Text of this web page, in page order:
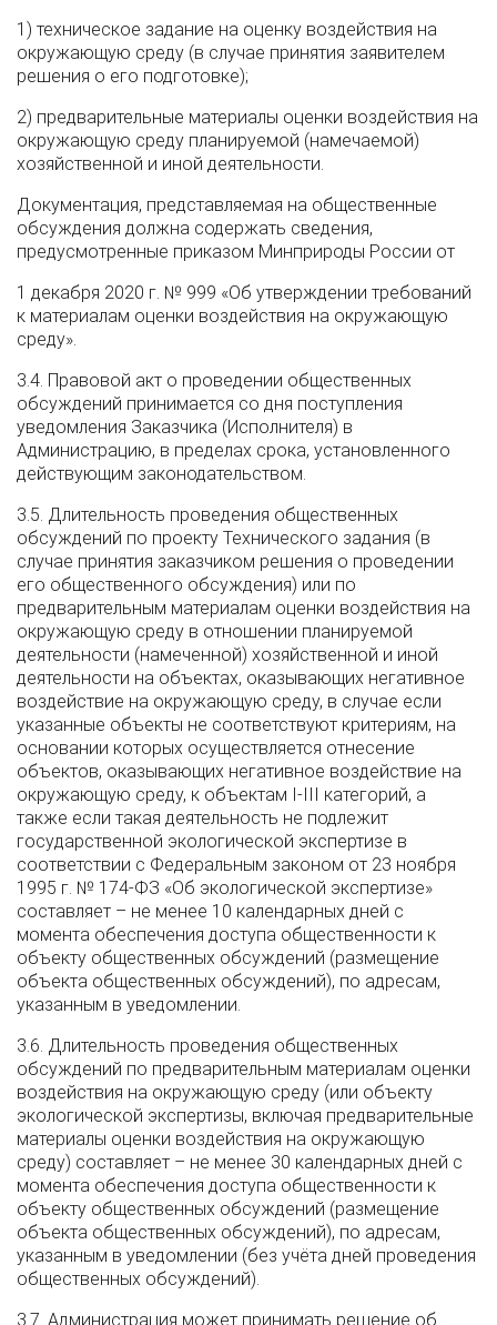
1) техническое задание на оценку воздействия на
окружающую среду (в случае принятия заявителем
решения о его подготовке);
2) предварительные материалы оценки воздействия на
окружающую среду планируемой (намечаемой)
хозяйственной и иной деятельности.
Документация, представляемая на общественные
обсуждения должна содержать сведения,
предусмотренные приказом Минприроды России от
1 декабря 2020 г. № 999 «Об утверждении требований
к материалам оценки воздействия на окружающую
среду».
3.4. Правовой акт о проведении общественных
обсуждений принимается со дня поступления
уведомления Заказчика (Исполнителя) в
Администрацию, в пределах срока, установленного
действующим законодательством.
3.5. Длительность проведения общественных
обсуждений по проекту Технического задания (в
случае принятия заказчиком решения о проведении
его общественного обсуждения) или по
предварительным материалам оценки воздействия на
окружающую среду в отношении планируемой
деятельности (намеченной) хозяйственной и иной
деятельности на объектах, оказывающих негативное
воздействие на окружающую среду, в случае если
указанные объекты не соответствуют критериям, на
основании которых осуществляется отнесение
объектов, оказывающих негативное воздействие на
окружающую среду, к объектам I-III категорий, а
также если такая деятельность не подлежит
государственной экологической экспертизе в
соответствии с Федеральным законом от 23 ноября
1995 г. № 174-ФЗ «Об экологической экспертизе»
составляет – не менее 10 календарных дней с
момента обеспечения доступа общественности к
объекту общественных обсуждений (размещение
объекта общественных обсуждений), по адресам,
указанным в уведомлении.
3.6. Длительность проведения общественных
обсуждений по предварительным материалам оценки
воздействия на окружающую среду (или объекту
экологической экспертизы, включая предварительные
материалы оценки воздействия на окружающую
среду) составляет – не менее 30 календарных дней с
момента обеспечения доступа общественности к
объекту общественных обсуждений (размещение
объекта общественных обсуждений), по адресам,
указанным в уведомлении (без учёта дней проведения
общественных обсуждений).
3.7. Администрация может принимать решение об